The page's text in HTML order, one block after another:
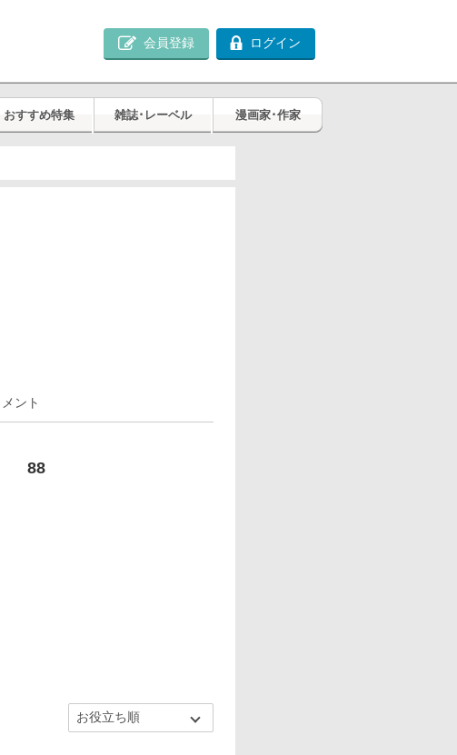
会員登録 ログイン
おすすめ特集 雑誌･レーベル 漫画家･作家
ント
88